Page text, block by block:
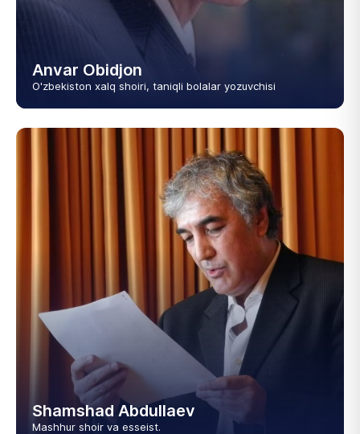
Anvar Obidjon
O'zbekiston xalq shoiri, taniqli bolalar yozuvchisi
Shamshad Abdullaev
Mashhur shoir va esseist.